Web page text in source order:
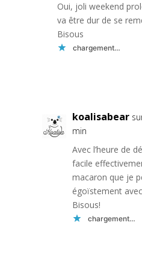
Oui, joli weekend
va être dur de se
Bisous
chargement…
koalisabear
min
Avec l’heure de
facile
macaron que je
égoïstement
Bisous!
chargement…